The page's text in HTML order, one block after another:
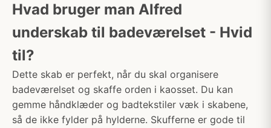
Hvad bruger man Alfred
underskab til badeværelset - Hvid
til?
Dette skab er perfekt, når du skal organisere
badeværelset og skaffe orden i kaosset. Du kan
gemme håndklæder og badtekstiler væk i skabene,
så de ikke fylder på hylderne. Skufferne er gode til